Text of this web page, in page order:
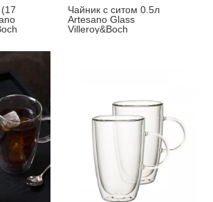
Чайник с ситом 0.5л
Artesano Glass
Villeroy&Boch